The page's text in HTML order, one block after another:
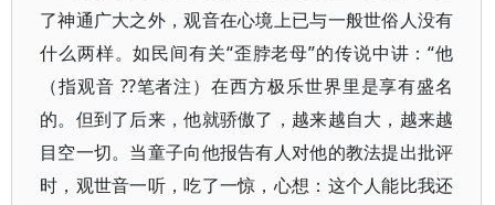
了神通广大之外，观音在心境上已与一般世俗人没有
什么两样。如民间有关“歪脖老母”的传说中讲：“他
（指观音 ??笔者注）在西方极乐世界里是享有盛名
的。但到了后来，他就骄傲了，越来越自大，越来越
目空一切。当童子向他报告有人对他的教法提出批评
时，观世音一听，吃了一惊，心想：这个人能比我还